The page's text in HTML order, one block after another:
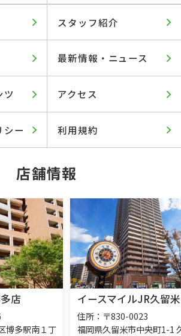
スタッフ紹介
最新情報・ニュース
ツ アクセス
シー 利用規約
店舗情報
店
博多駅南１丁
イースマイルJR久留
住所：〒830-0023
福岡県久留米市中央町1-1